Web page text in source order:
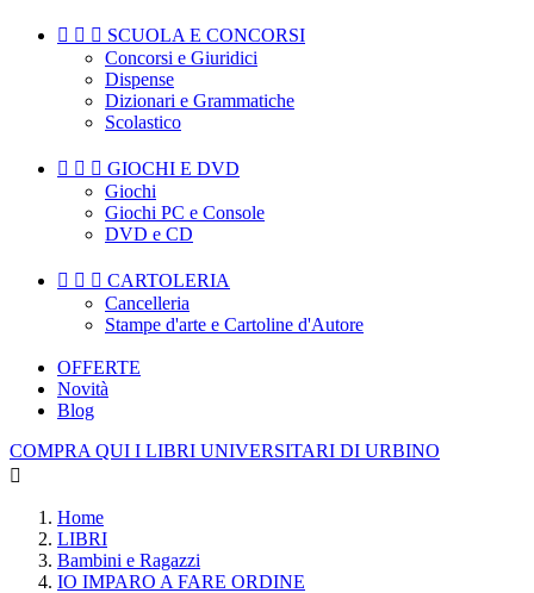
   SCUOLA E CONCORSI
Concorsi e Giuridici
Dispense
Dizionari e Grammatiche
Scolastico
   GIOCHI E DVD
Giochi
Giochi PC e Console
DVD e CD
   CARTOLERIA
Cancelleria
Stampe d'arte e Cartoline d'Autore
OFFERTE
Novità
Blog
COMPRA QUI I LIBRI UNIVERSITARI DI URBINO

Home
LIBRI
Bambini e Ragazzi
IO IMPARO A FARE ORDINE